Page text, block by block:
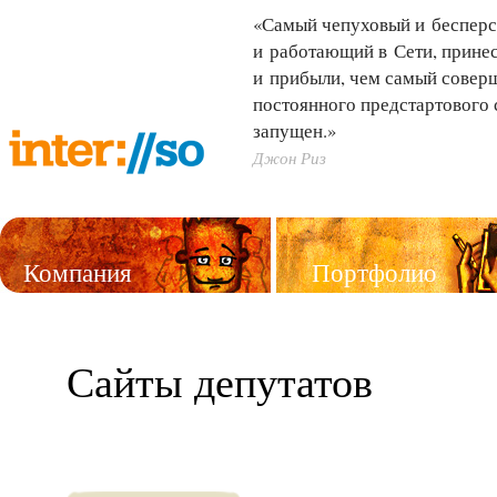
«Самый чепуховый и
и работающий в Сети,
и прибыли, чем самый
постоянного
запущен.»
Джон Риз
Компания Портфолио
Сайты депутатов